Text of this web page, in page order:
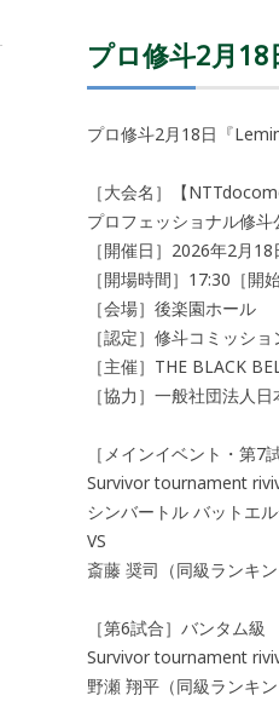
プロ修斗2月
プロ修斗2月18日『
［大会名］【
プロフェッショナル修
［開催日］2026年2月18
［開場時間］17:30［開
［会場］後楽園ホール
［認定］修斗コミッショ
［主催］THE BLACK
［協力］一般社団法人
［メインイベント・第
Survivor tournament
シンバートル バットエ
VS
斎藤 奨司（同級ランキ
［第6試合］バンタム級
Survivor tournament
野瀬 翔平（同級ランキ